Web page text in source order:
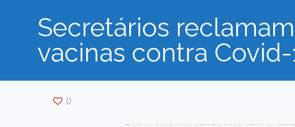
Secretários
vacinas contra
0